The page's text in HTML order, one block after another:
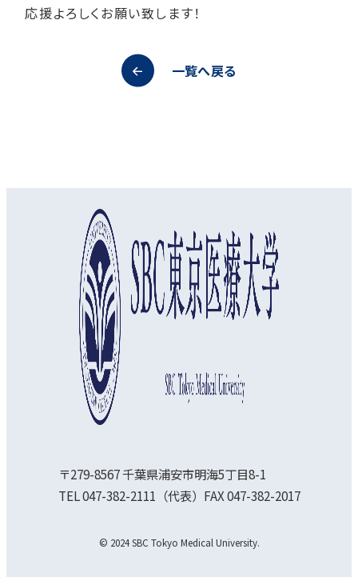
応援よろしくお願い致します！
一覧へ戻る
〒279-8567 千葉県浦安市明海5丁目8-1
TEL 047-382-2111（代表）FAX 047-382-2017
© 2024 SBC Tokyo Medical University.